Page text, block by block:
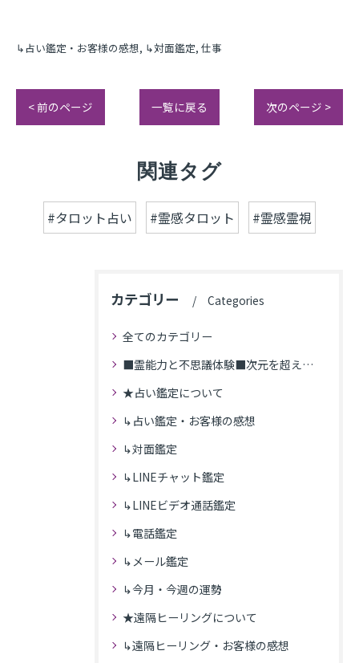
↳占い鑑定・お客様の感想 ↳対面鑑定 仕事
< 前のページ 一覧に戻る 次のページ >
関連タグ
#タロット占い #霊感タロット #霊感霊視
カテゴリー Categories
全てのカテゴリー
■霊能力と不思議体験■次元を超えた体験
★占い鑑定について
↳占い鑑定・お客様の感想
↳対面鑑定
↳LINEチャット鑑定
↳LINEビデオ通話鑑定
↳電話鑑定
↳メール鑑定
↳今月・今週の運勢
★遠隔ヒーリングについて
↳遠隔ヒーリング・お客様の感想